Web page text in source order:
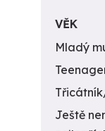
VĚK
Mladý
Ještě